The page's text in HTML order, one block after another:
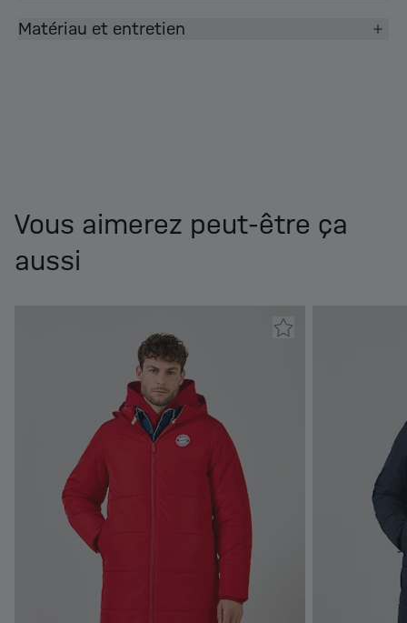
Matériau et entretien
Vous aimerez peut-être ça
aussi